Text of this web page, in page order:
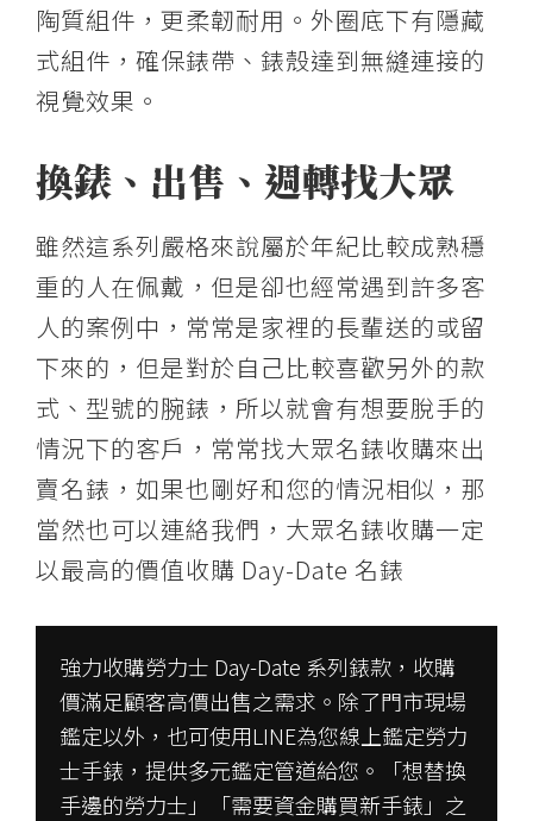
陶質組件，更柔韌耐用。外圈底下有隱藏
式組件，確保錶帶、錶殼達到無縫連接的
視覺效果。
換錶、出售、週轉找大眾
雖然這系列嚴格來說屬於年紀比較成熟穩
重的人在佩戴，但是卻也經常遇到許多客
人的案例中，常常是家裡的長輩送的或留
下來的，但是對於自己比較喜歡另外的款
式、型號的腕錶，所以就會有想要脫手的
情況下的客戶，常常找大眾名錶收購來出
賣名錶，如果也剛好和您的情況相似，那
當然也可以連絡我們，大眾名錶收購一定
以最高的價值收購 Day-Date 名錶
強力收購勞力士 Day-Date 系列錶款，收購
價滿足顧客高價出售之需求。除了門市現場
鑑定以外，也可使用LINE為您線上鑑定勞力
士手錶，提供多元鑑定管道給您。「想替換
手邊的勞力士」「需要資金購買新手錶」之